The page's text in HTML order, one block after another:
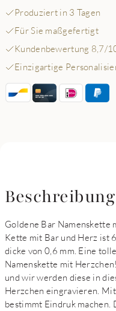
Produziert in 3 Tagen
Für Sie maßgefertigt
Kundenbewertung 8,7/
Einzigartige
Beschreibung
Goldene Bar Namenskette
Kette mit Bar und Herz ist
dicke von 0,6 mm. Eine
Namenskette mit
und wir werden diese in
Herzchen eingravieren.
bestimmt Eindruk machen.